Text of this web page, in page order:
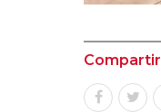
Compartir